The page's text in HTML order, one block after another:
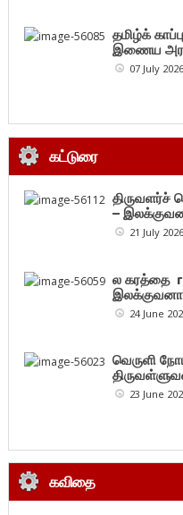
தமிழ்க்
இணைய
07 July 2026
கட்டுரை
திருவளர்ச்
–
21 July 2026
ல கரத்தை
24 June
வெருளி
23 June
கவிதை